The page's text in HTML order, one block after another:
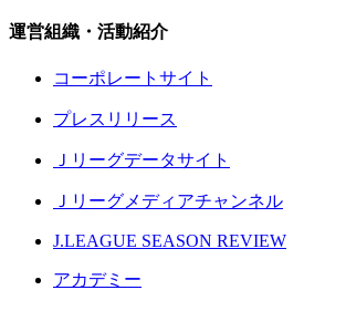
運営組織・活動紹介
コーポレートサイト
プレスリリース
Ｊリーグデータサイト
Ｊリーグメディアチャンネル
J.LEAGUE SEASON REVIEW
アカデミー